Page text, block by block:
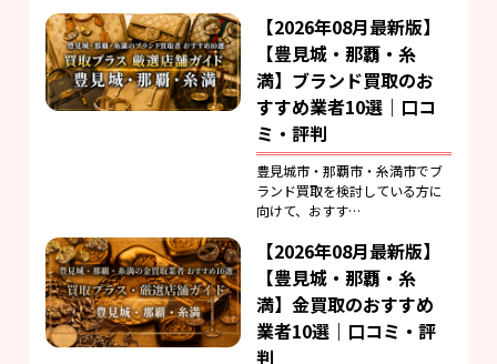
【2026年08月最新版】
【豊見城・那覇・糸
満】ブランド買取のお
すすめ業者10選｜口コ
ミ・評判
豊見城市・那覇市・糸満市でブ
ランド買取を検討している方に
向けて、おすす…
【2026年08月最新版】
【豊見城・那覇・糸
満】金買取のおすすめ
業者10選｜口コミ・評
判